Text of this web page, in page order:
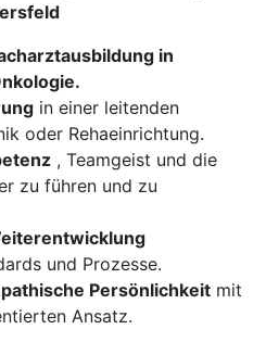
in
in einer leitenden
oder Rehaeinrichtung.
, Teamgeist und die
zu führen und zu
und Prozesse.
Persönlichkeit mit
Ansatz.